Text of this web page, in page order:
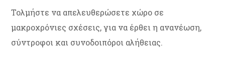
Τολμήστε να απελευθερώσετε χώρο σε
μακροχρόνιες σχέσεις, για να έρθει η ανανέωση,
σύντροφοι και συνοδοιπόροι αλήθειας.